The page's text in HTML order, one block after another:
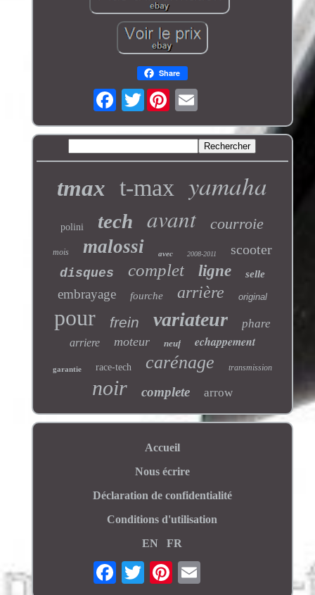
Share
Twitter
tmax t-max yamaha
polini tech avant courroie
mois malossi avec 2008-2011 scooter
disques complet ligne selle
embrayage fourche arrière original
pour frein variateur phare
arriere moteur neuf echappement
garantie race-tech carénage transmission
noir complete arrow
Accueil
Nous écrire
Déclaration de confidentialité
Conditions d'utilisation
EN
FR